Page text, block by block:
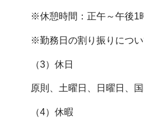
※休憩時間：正午～午後1
※勤務日の割り振りについ
（3）休日
原則、土曜日、日曜日、
（4）休暇